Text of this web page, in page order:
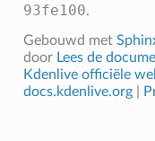
93fe100.
Gebouwd met
door Lees de
Kdenlive officiële
docs.kdenlive.org